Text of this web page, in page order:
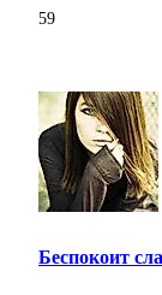
59
Беспокоит